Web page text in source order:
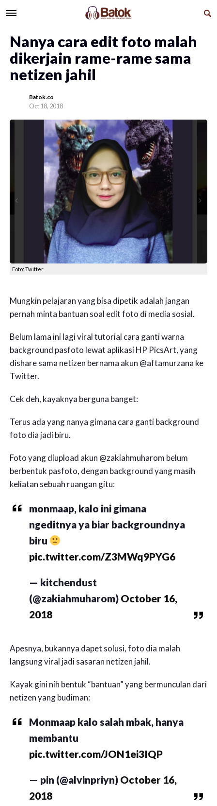
Nanya cara edit foto malah
dikerjain rame-rame sama
netizen jahil
Batok.co
Oct 18, 2018
Foto: Twitter
Mungkin pelajaran yang bisa dipetik adalah jangan
pernah minta bantuan soal edit foto di media sosial.
Belum lama ini lagi viral tutorial cara ganti warna
background pasfoto lewat aplikasi HP PicsArt, yang
dishare sama netizen bernama akun @aftamurzana ke
Twitter.
Cek deh, kayaknya berguna banget:
Terus ada yang nanya gimana cara ganti background
foto dia jadi biru.
Foto yang diupload akun @zakiahmuharom belum
berbentuk pasfoto, dengan background yang masih
keliatan sebuah ruangan gitu:
monmaap, kalo ini gimana
ngeditnya ya biar backgroundnya
biru
pic.twitter.com/Z3MWq9PYG6
— kitchendust
(@zakiahmuharom) October 16,
2018
Apesnya, bukannya dapet solusi, foto dia malah
langsung viral jadi sasaran netizen jahil.
Kayak gini nih bentuk “bantuan” yang bermunculan dari
netizen yang budiman:
Monmaap kalo salah mbak, hanya
membantu
pic.twitter.com/JON1ei3IQP
— pin (@alvinpriyn) October 16,
2018